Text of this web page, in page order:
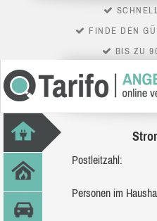
FINDE DEN
BIS ZU
Postleitzahl:
Personen im